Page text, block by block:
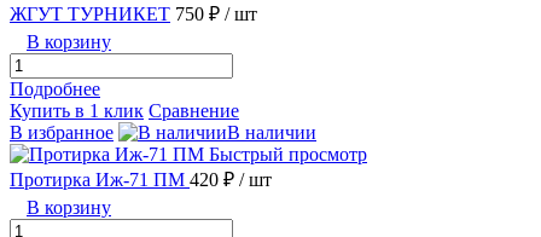
ЖГУТ ТУРНИКЕТ 750 ₽ / шт
В корзину
Подробнее
Купить в 1 клик Сравнение
В избранное
В наличии
Быстрый просмотр
Протирка Иж-71 ПМ 420 ₽ / шт
В корзину